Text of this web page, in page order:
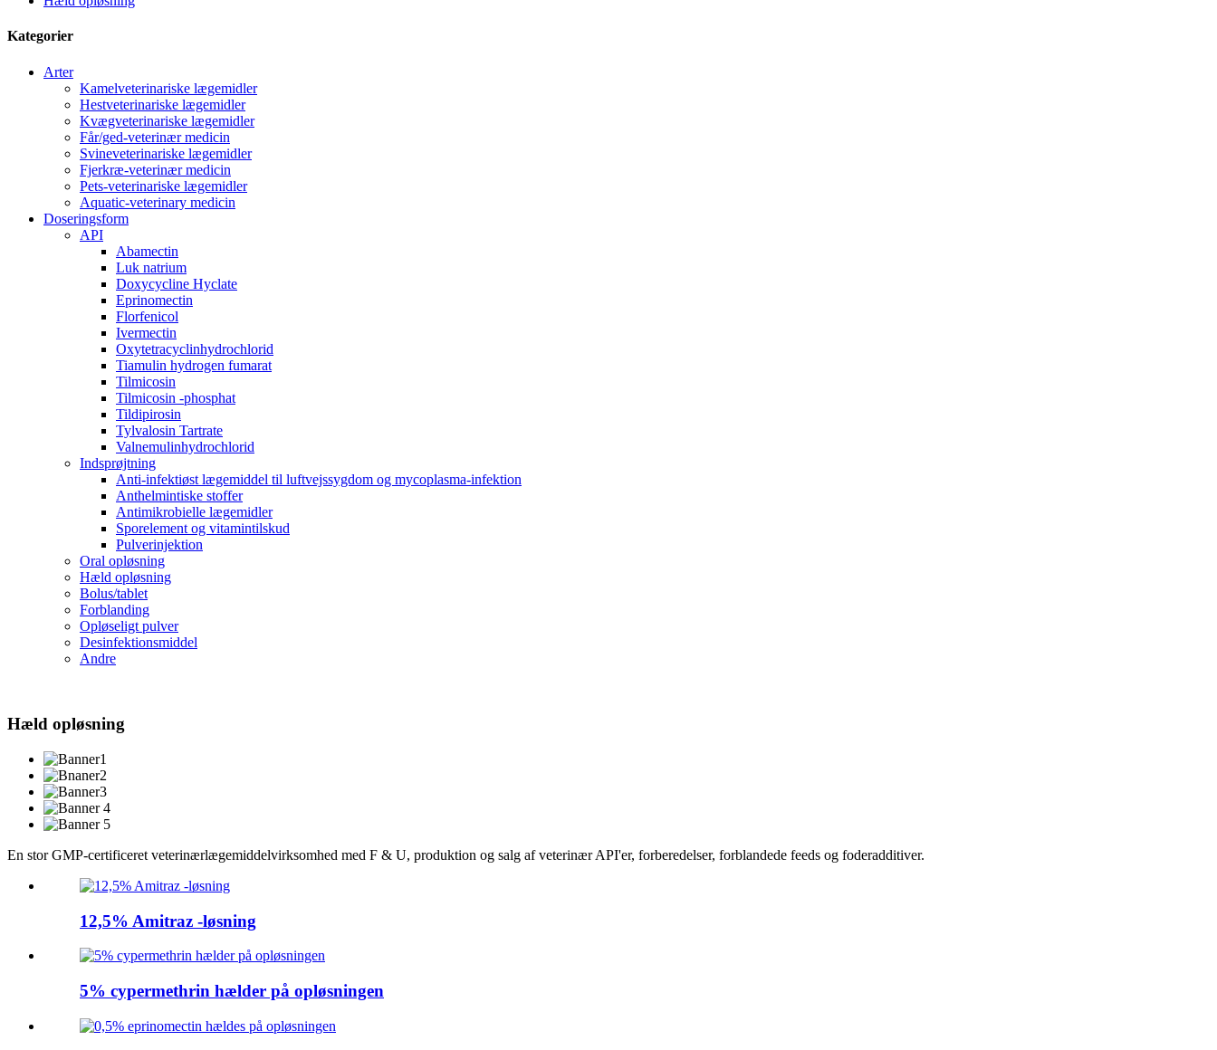
Kategorier
Arter
Kamelveterinariske lægemidler
Hestveterinariske lægemidler
Kvægveterinariske lægemidler
Får/ged-veterinær medicin
Svineveterinariske lægemidler
Fjerkræ-veterinær medicin
Pets-veterinariske lægemidler
Aquatic-veterinary medicin
Doseringsform
API
Abamectin
Luk natrium
Doxycycline Hyclate
Eprinomectin
Florfenicol
Ivermectin
Oxytetracyclinhydrochlorid
Tiamulin hydrogen fumarat
Tilmicosin
Tilmicosin -phosphat
Tildipirosin
Tylvalosin Tartrate
Valnemulinhydrochlorid
Indsprøjtning
Anti-infektiøst lægemiddel til luftvejssygdom og mycoplasma-infektion
Anthelmintiske stoffer
Antimikrobielle lægemidler
Sporelement og vitamintilskud
Pulverinjektion
Oral opløsning
Hæld opløsning
Bolus/tablet
Forblanding
Opløseligt pulver
Desinfektionsmiddel
Andre
Hæld opløsning
En stor GMP-certificeret veterinærlægemiddelvirksomhed med F & U, produktion og salg af veterinær API'er, forberedelser, forblandede feeds og foderadditiver.
12,5% Amitraz -løsning
5% cypermethrin hælder på opløsningen